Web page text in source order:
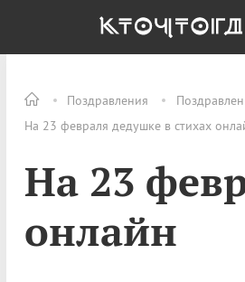
Поздравления
На 23 февраля дедушке в стихах
На 23
онлайн
ОБЩЕСТВО